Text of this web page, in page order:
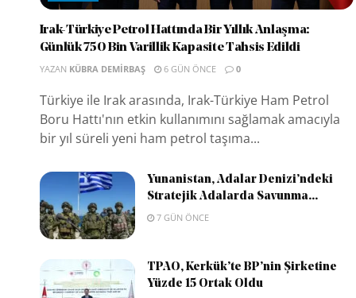
Irak-Türkiye Petrol Hattında Bir Yıllık Anlaşma:
Günlük 750 Bin Varillik Kapasite Tahsis Edildi
YAZAN KÜBRA DEMIRBAŞ 6 GÜN ÖNCE 0
Türkiye ile Irak arasında, Irak-Türkiye Ham Petrol
Boru Hattı'nın etkin kullanımını sağlamak amacıyla
bir yıl süreli yeni ham petrol taşıma...
Yunanistan, Adalar Denizi’ndeki
Stratejik Adalarda Savunma...
7 GÜN ÖNCE
TPAO, Kerkük’te BP’nin Şirketine
Yüzde 15 Ortak Oldu